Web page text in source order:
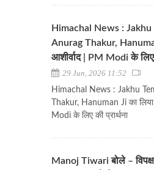
Himachal News :
Anurag Thakur,
आशीर्वाद | PM Modi के लिए
29 Jun, 2026 11:52
Himachal News : Jakhu
Thakur, Hanuman Ji का लिया
Modi के लिए की प्रार्थना
Manoj Tiwari बोले – विपक्ष